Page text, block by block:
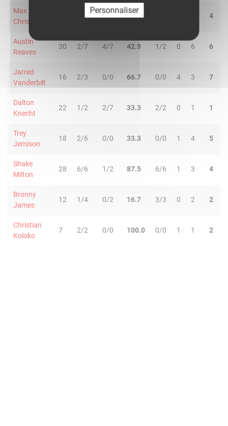
Max
Christie
1/2 3/5 57.1 4
Austin
Reaves
30 2/7 4/7 42.9 1/2 0 6 6
Jarred
Vanderbilt
16 2/3 0/0 66.7 0/0 4 3 7
Dalton
Knecht
22 1/2 2/7 33.3 2/2 0 1 1
Trey
Jemison
18 2/6 0/0 33.3 0/0 1 4 5
Shake
Milton
28 6/6 1/2 87.5 6/6 1 3 4
Bronny
James
12 1/4 0/2 16.7 3/3 0 2 2
Christian
Koloko
7 2/2 0/0 100.0 0/0 1 1 2
Personnaliser